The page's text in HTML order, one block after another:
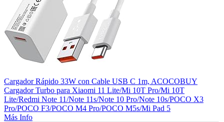
Cargador Rápido 33W con Cable USB C 1m, ACOCOBUY
Cargador Turbo para Xiaomi 11 Lite/Mi 10T Pro/Mi 10T
Lite/Redmi Note 11/Note 11s/Note 10 Pro/Note 10s/POCO X3
Pro/POCO F3/POCO M4 Pro/POCO M5s/Mi Pad 5
Más Info